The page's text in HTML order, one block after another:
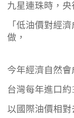
九星連珠時，央
「低油價對經
做，
今年經濟自然會
台灣每年進口約
以國際油價相對